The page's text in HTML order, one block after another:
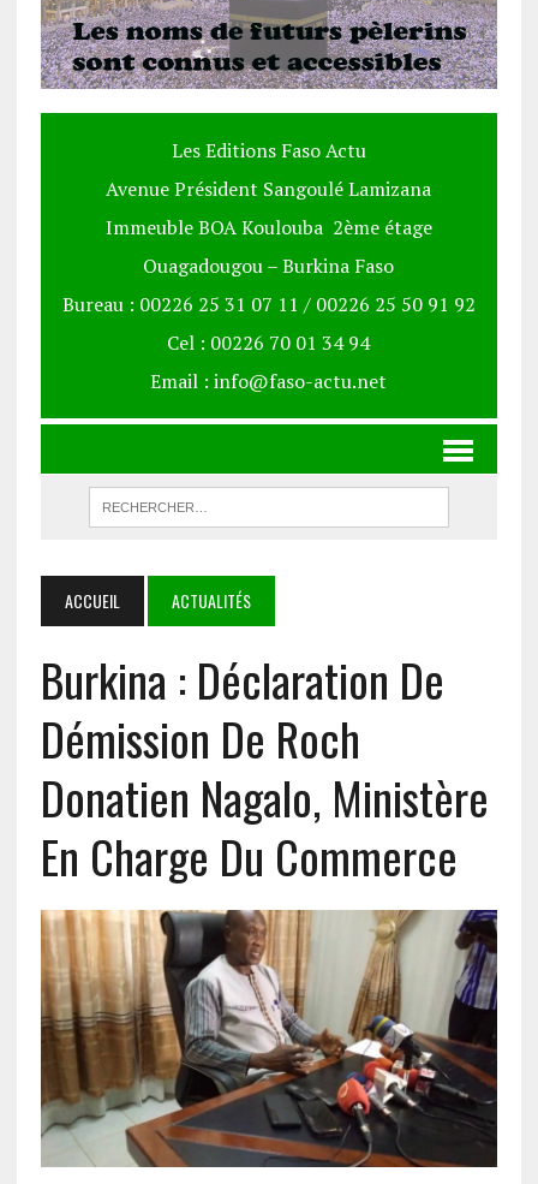
Les Editions Faso Actu
Avenue Président Sangoulé Lamizana
Immeuble BOA Koulouba 2ème étage
Ouagadougou – Burkina Faso
Bureau : 00226 25 31 07 11 / 00226 25 50 91 92
Cel : 00226 70 01 34 94
Email : info@faso-actu.net
ACCUEIL ACTUALITÉS
Burkina : Déclaration De
Démission De Roch
Donatien Nagalo, Ministère
En Charge Du Commerce